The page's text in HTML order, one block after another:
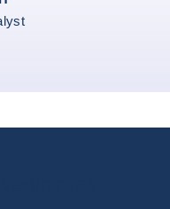
profile